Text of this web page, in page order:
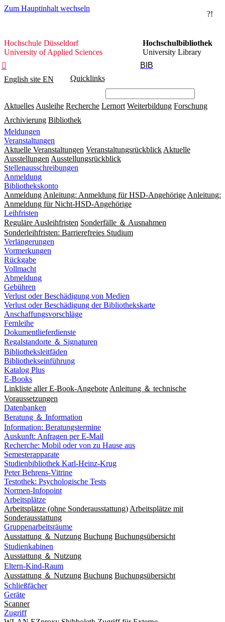
Zum Hauptinhalt wechseln
?!
Hochschule
Düsseldorf
Hochschule Düsseldorf
University of Applied Sciences
Hochschulbibliothek
University Library

BIB
English site EN Quicklinks
Aktuelles Ausleihe Recherche Lernort Weiterbildung Forschung
Archivierung Bibliothek
Meldungen
Veranstaltungen
Aktuelle Veranstaltungen Veranstaltungsrückblick Aktuelle
Ausstellungen Ausstellungsrückblick
Stellenausschreibungen
Anmeldung
Bibliothekskonto
Anmeldung Anleitung: Anmeldung für HSD-Angehörige Anleitung:
Anmeldung für Nicht-HSD-Angehörige
Leihfristen
Reguläre Ausleihfristen Sonderfälle ＆ Ausnahmen
Sonderleihfristen: Barrierefreies Studium
Verlängerungen
Vormerkungen
Rückgabe
Vollmacht
Abmeldung
Gebühren
Verlust oder Beschädigung von Medien
Verlust oder Beschädigung der Bibliothekskarte
Anschaffungsvorschläge
Fernleihe
Dokumentlieferdienste
Regalstandorte ＆ Signaturen
Bibliotheksleitfäden
Bibliothekseinführung
Katalog Plus
E-Books
Linkliste aller E-Book-Angebote Anleitung ＆ technische
Voraussetzungen
Datenbanken
Beratung ＆ Information
Information: Beratungstermine
Auskunft: Anfragen per E-Mail
Recherche: Mobil oder von zu Hause aus
Semesterapparate
Studienbibliothek Karl-Heinz-Krug
Peter Behrens-Vitrine
Testothek: Psychologische Tests
Normen-Infopoint
Arbeitsplätze
Arbeitsplätze (ohne Sonderausstattung) Arbeitsplätze mit
Sonderausstattung
Gruppenarbeitsräume
Ausstattung ＆ Nutzung Buchung Buchungsübersicht
Studienkabinen
Ausstattung ＆ Nutzung
Eltern-Kind-Raum
Ausstattung ＆ Nutzung Buchung Buchungsübersicht
Schließfächer
Geräte
Scanner
Zugriff